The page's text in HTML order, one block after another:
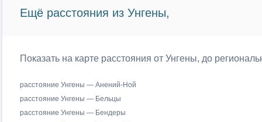
Ещё расстояния из Унгены,
Показать на карте расстояния от Унгены, до
расстояние Унгены — Анений-Ной
расстояние Унгены — Бельцы
расстояние Унгены — Бендеры